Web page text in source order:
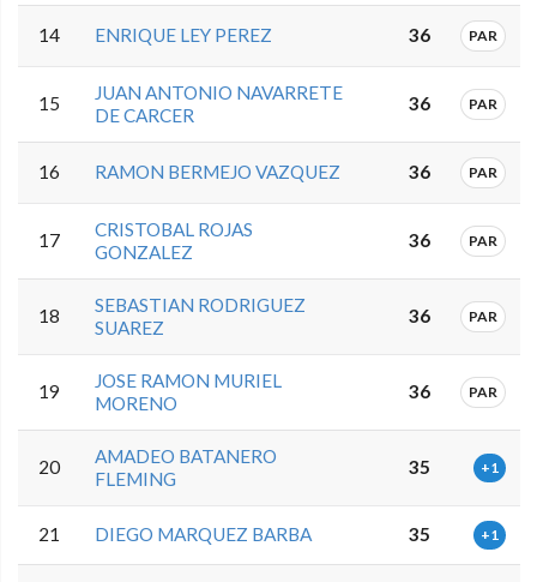
14 ENRIQUE LEY PEREZ 36 PAR
15
JUAN ANTONIO NAVARRETE
DE CARCER
36 PAR
16 RAMON BERMEJO VAZQUEZ 36 PAR
17
CRISTOBAL ROJAS
GONZALEZ
36 PAR
18
SEBASTIAN RODRIGUEZ
SUAREZ
36 PAR
19
JOSE RAMON MURIEL
MORENO
36 PAR
20
AMADEO BATANERO
FLEMING
35 +1
21 DIEGO MARQUEZ BARBA 35 +1